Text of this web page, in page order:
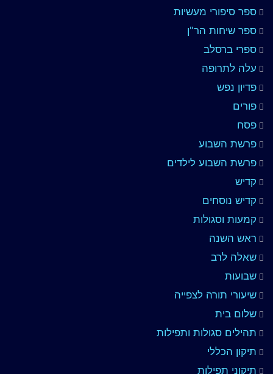
ספר סיפורי מעשיות
ספר שיחות הר"ן
ספרי ברסלב
עלה לתרופה
פדיון נפש
פורים
פסח
פרשת השבוע
פרשת השבוע לילדים
קדיש
קדיש נוסחים
קמעות וסגולות
ראש השנה
שאלה לרב
שבועות
שיעורי תורה לצפייה
שלום בית
תהילים סגולות ותפילות
תיקון הכללי
תיקוני תפילות